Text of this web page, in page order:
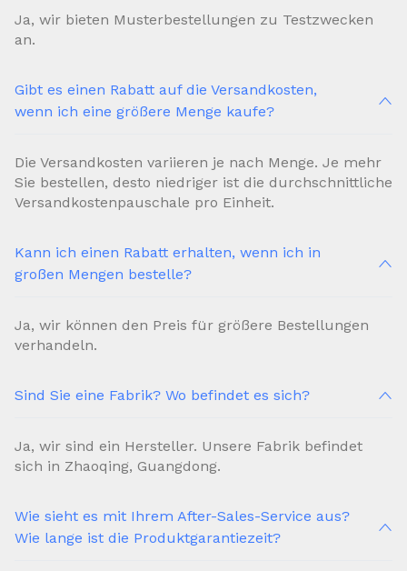
Ja, wir bieten Musterbestellungen zu Testzwecken
an.
Gibt es einen Rabatt auf die Versandkosten,
wenn ich eine größere Menge kaufe?
Die Versandkosten variieren je nach Menge. Je mehr
Sie bestellen, desto niedriger ist die durchschnittliche
Versandkostenpauschale pro Einheit.
Kann ich einen Rabatt erhalten, wenn ich in
großen Mengen bestelle?
Ja, wir können den Preis für größere Bestellungen
verhandeln.
Sind Sie eine Fabrik? Wo befindet es sich?
Ja, wir sind ein Hersteller. Unsere Fabrik befindet
sich in Zhaoqing, Guangdong.
Wie sieht es mit Ihrem After-Sales-Service aus?
Wie lange ist die Produktgarantiezeit?